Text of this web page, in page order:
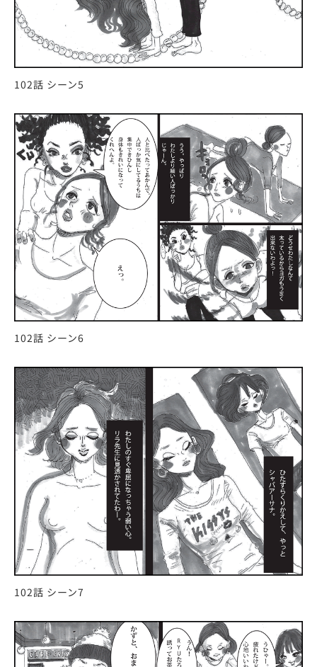
102話 シーン5
102話 シーン6
102話 シーン7